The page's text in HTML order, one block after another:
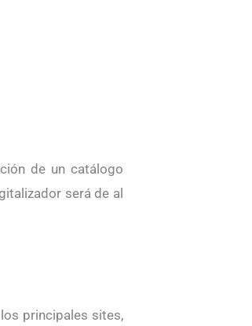
de un catálogo
será de al
principales sites,